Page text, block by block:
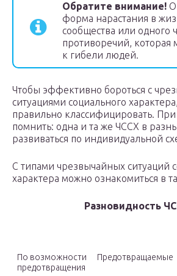
Обратите внимание!
форма нарастания в
сообщества или одного
противоречий, которая
к гибели людей.
Чтобы эффективно бороться с
ситуациями социального
правильно классифицировать.
помнить: одна и та же ЧССХ в
развиваться по индивидуальной
С типами чрезвычайных ситуаций
характера можно ознакомиться в
Разновидность
По возможности
предотвращения
Предотвращаемые